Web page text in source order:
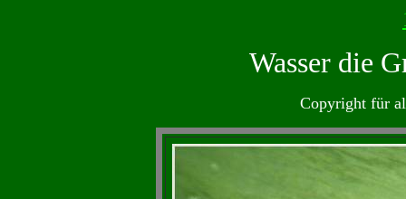
Wasser die
Copyright für